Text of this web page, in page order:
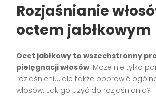
Rozjaśnianie
octem jabłkowym
Ocet jabłkowy to wszechstronny
pielęgnacji włosów. Może nie tylko
rozjaśnieniu, ale także poprawić
włosów. Jak go użyć do rozjaśniania?